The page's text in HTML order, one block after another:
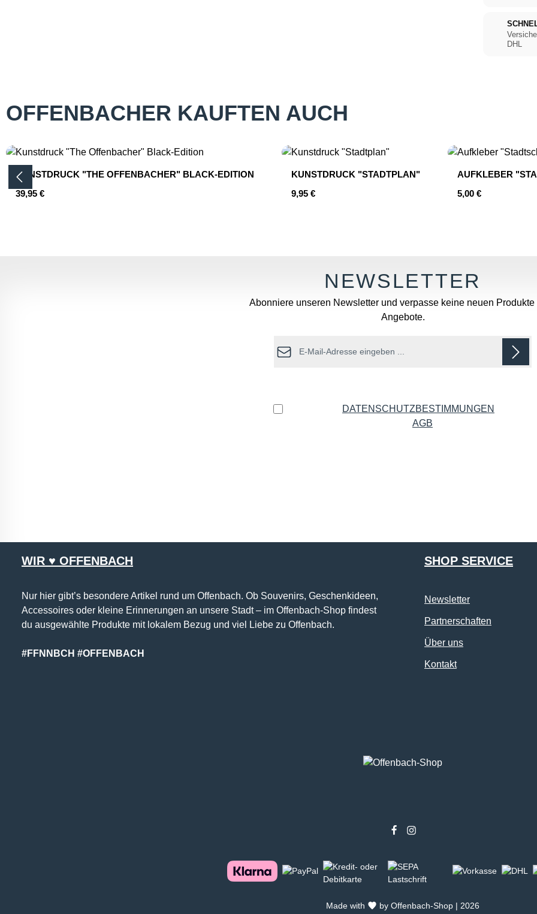
DHL
OFFENBACHER KAUFTEN AUCH
Produktgalerie überspringen
KUNSTDRUCK "THE OFFENBACHER" BLACK-EDITION
Regulärer Preis:
39,95 €
KUNSTDRUCK "STADTPLAN"
Regulärer Preis:
9,95 €
AUFKLEBER
Regulärer Preis:
5,00 €
Abonniere unseren Newsletter und verpasse keine neuen Produkte
Angebote.
DATENSCHUTZBESTIMMUNGEN
AGB
WIR ♥ OFFENBACH
Nur hier gibt’s besondere Artikel rund um Offenbach. Ob Souvenirs, Geschenkideen,
Accessoires oder kleine Erinnerungen an unsere Stadt – im Offenbach-Shop findest
du ausgewählte Produkte mit lokalem Bezug und viel Liebe zu Offenbach.
#FFNNBCH #OFFENBACH
SHOP SERVICE
Newsletter
Partnerschaften
Über uns
Kontakt
Made with by Offenbach-Shop | 2026